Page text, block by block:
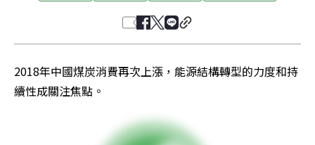
2018年中國煤炭消費再次上漲，能源結構轉型的力度和持
續性成關注焦點。